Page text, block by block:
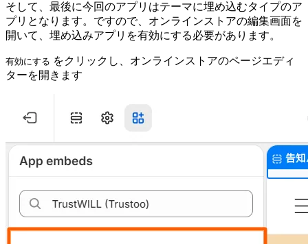
そして、最後に今回のアプリはテーマに埋め込むタイプのア
プリとなります。ですので、オンラインストアの編集画面を
開いて、埋め込みアプリを有効にする必要があります。
有効にする をクリックし、オンラインストアのページエディ
ターを開きます